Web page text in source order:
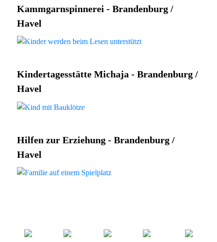
Kammgarnspinnerei - Brandenburg /
Havel
Kindertagesstätte Michaja - Brandenburg /
Havel
Hilfen zur Erziehung - Brandenburg /
Havel